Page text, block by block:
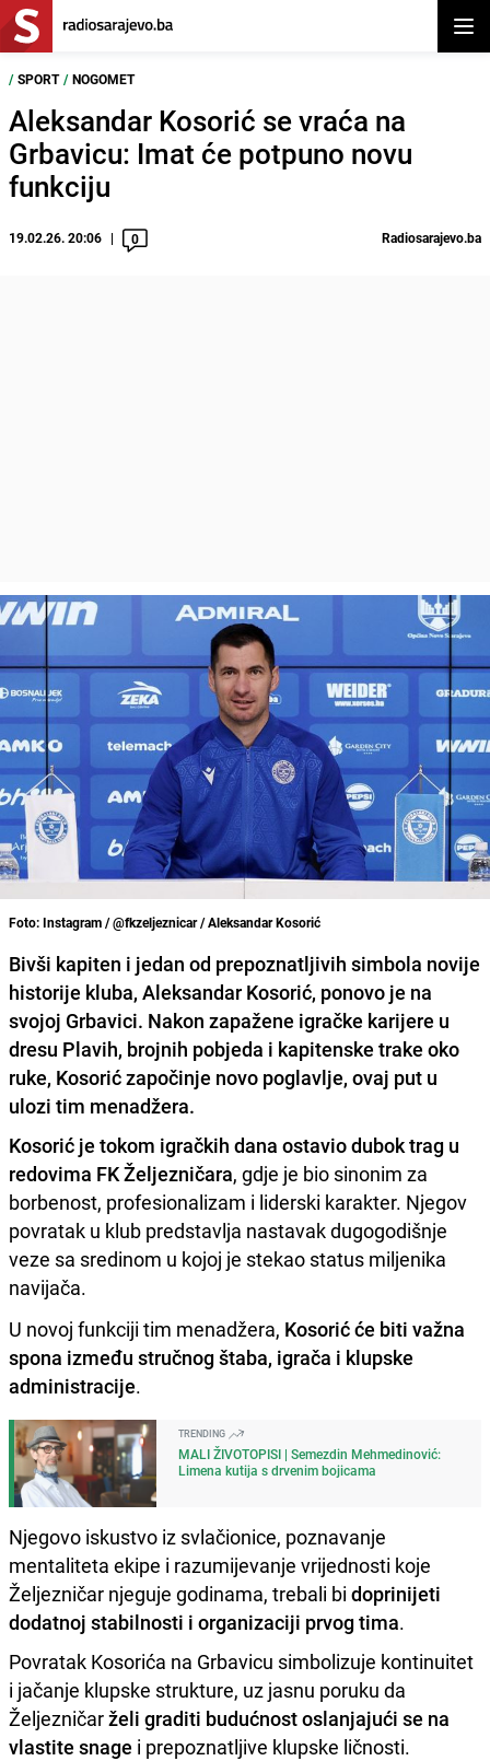
/ SPORT / NOGOMET
Aleksandar Kosorić se vraća na
Grbavicu: Imat će potpuno novu
funkciju
19.02.26. 20:06 0 Radiosarajevo.ba
Foto: Instagram / @fkzeljeznicar / Aleksandar Kosorić
Bivši kapiten i jedan od prepoznatljivih simbola novije
historije kluba, Aleksandar Kosorić, ponovo je na
svojoj Grbavici. Nakon zapažene igračke karijere u
dresu Plavih, brojnih pobjeda i kapitenske trake oko
ruke, Kosorić započinje novo poglavlje, ovaj put u
ulozi tim menadžera.
Kosorić je tokom igračkih dana ostavio dubok trag u
redovima FK Željezničara, gdje je bio sinonim za
borbenost, profesionalizam i liderski karakter. Njegov
povratak u klub predstavlja nastavak dugogodišnje
veze sa sredinom u kojoj je stekao status miljenika
navijača.
U novoj funkciji tim menadžera, Kosorić će biti važna
spona između stručnog štaba, igrača i klupske
administracije.
TRENDING
MALI ŽIVOTOPISI | Semezdin Mehmedinović:
Limena kutija s drvenim bojicama
Njegovo iskustvo iz svlačionice, poznavanje
mentaliteta ekipe i razumijevanje vrijednosti koje
Željezničar njeguje godinama, trebali bi doprinijeti
dodatnoj stabilnosti i organizaciji prvog tima.
Povratak Kosorića na Grbavicu simbolizuje kontinuitet
i jačanje klupske strukture, uz jasnu poruku da
Željezničarželi graditi budućnost oslanjajući se na
vlastite snage i prepoznatljive klupske ličnosti.